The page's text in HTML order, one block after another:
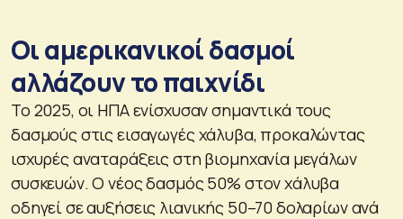
Οι αμερικανικοί δασμοί
αλλάζουν το παιχνίδι
Το 2025, οι ΗΠΑ ενίσχυσαν σημαντικά τους
δασμούς στις εισαγωγές χάλυβα, προκαλώντας
ισχυρές αναταράξεις στη βιομηχανία μεγάλων
συσκευών. Ο νέος δασμός 50% στον χάλυβα
οδηγεί σε αυξήσεις λιανικής 50–70 δολαρίων ανά